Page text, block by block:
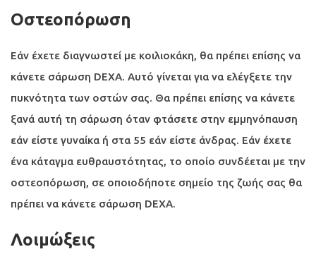
Οστεοπόρωση
Εάν έχετε διαγνωστεί με κοιλιοκάκη, θα πρέπει επίσης να
κάνετε σάρωση DEXA. Αυτό γίνεται για να ελέγξετε την
πυκνότητα των οστών σας. Θα πρέπει επίσης να κάνετε
ξανά αυτή τη σάρωση όταν φτάσετε στην εμμηνόπαυση
εάν είστε γυναίκα ή στα 55 εάν είστε άνδρας. Εάν έχετε
ένα κάταγμα ευθραυστότητας, το οποίο συνδέεται με την
οστεοπόρωση, σε οποιοδήποτε σημείο της ζωής σας θα
πρέπει να κάνετε σάρωση DEXA.
Λοιμώξεις